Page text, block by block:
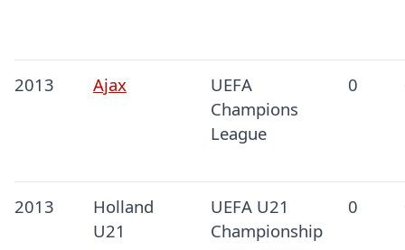
2013 Ajax
UEFA
Champions
League
0
2013
Holland
U21
UEFA U21
Championship
0